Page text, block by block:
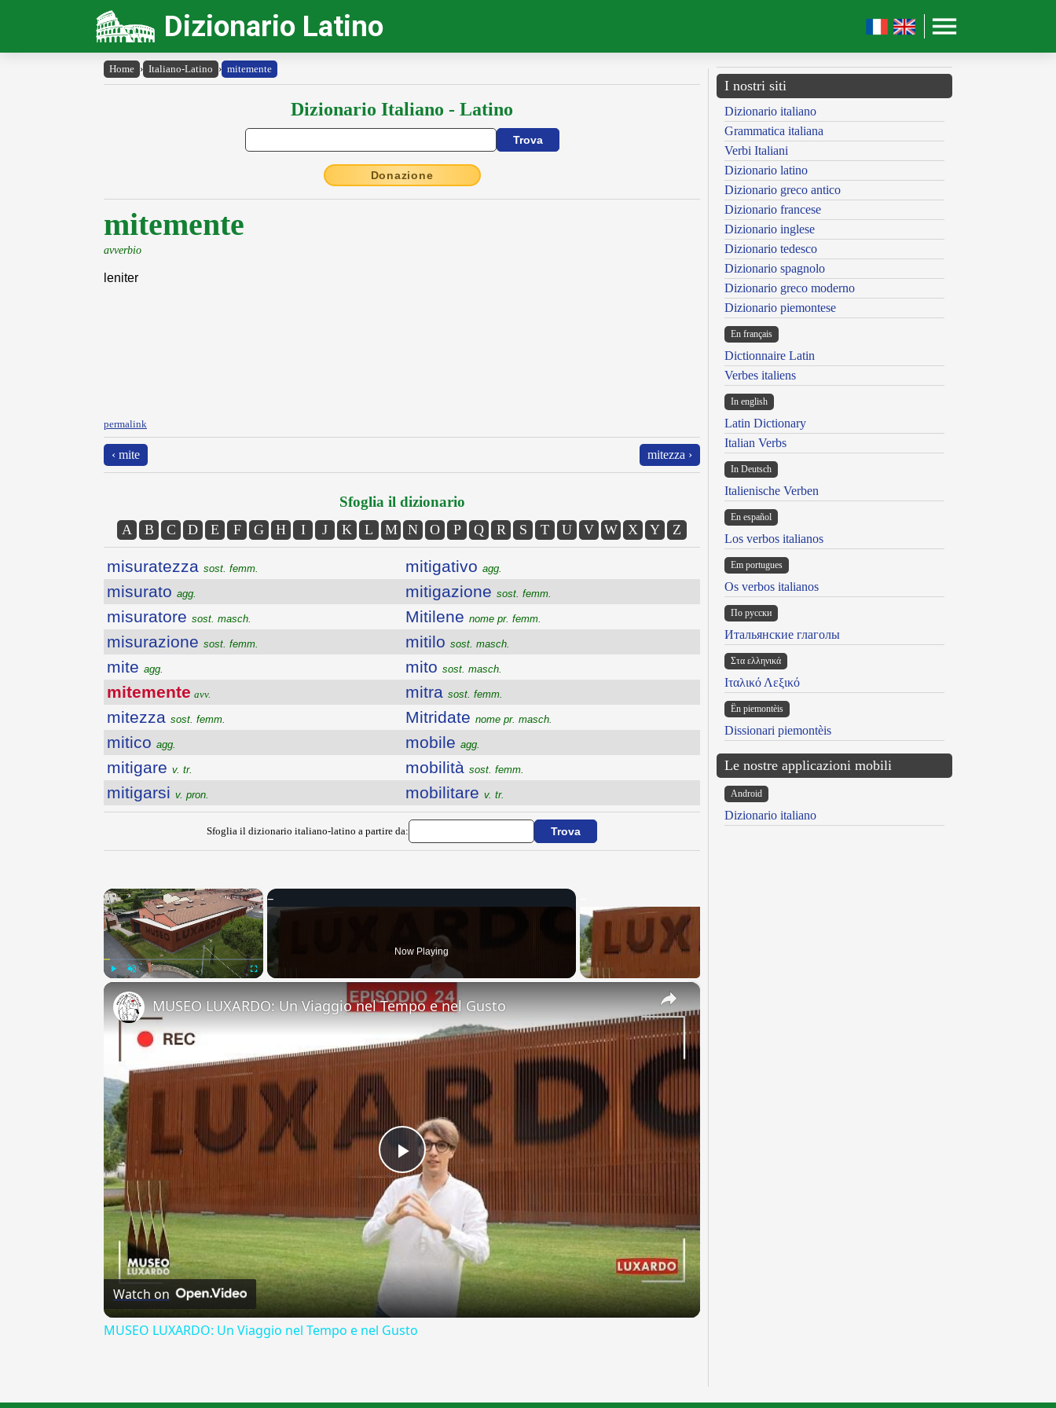
Dizionario Latino
Home › Italiano-Latino › mitemente
Dizionario Italiano - Latino
Donazione
mitemente
avverbio
leniter
permalink
‹ mite mitezza ›
Sfoglia il dizionario
A B C D E F G H I J K L M N O P Q R S T U V W X Y Z
misuratezza sost. femm.
misurato agg.
misuratore sost. masch.
misurazione sost. femm.
mite agg.
mitemente avv.
mitezza sost. femm.
mitico agg.
mitigare v. tr.
mitigarsi v. pron.
mitigativo agg.
mitigazione sost. femm.
Mitilene nome pr. femm.
mitilo sost. masch.
mito sost. masch.
mitra sost. femm.
Mitridate nome pr. masch.
mobile agg.
mobilità sost. femm.
mobilitare v. tr.
Sfoglia il dizionario italiano-latino a partire da:
×
Now Playing
×
Play
Video
MUSEO LUXARDO: Un Viaggio nel Tempo e nel Gusto
Watch on
MUSEO LUXARDO: Un Viaggio nel Tempo e nel Gusto
I nostri siti
Dizionario italiano
Grammatica italiana
Verbi Italiani
Dizionario latino
Dizionario greco antico
Dizionario francese
Dizionario inglese
Dizionario tedesco
Dizionario spagnolo
Dizionario greco moderno
Dizionario piemontese
En français
Dictionnaire Latin
Verbes italiens
In english
Latin Dictionary
Italian Verbs
In Deutsch
Italienische Verben
En español
Los verbos italianos
Em portugues
Os verbos italianos
По русски
Итальянские глаголы
Στα ελληνικά
Ιταλικό Λεξικό
Ën piemontèis
Dissionari piemontèis
Le nostre applicazioni mobili
Android
Dizionario italiano